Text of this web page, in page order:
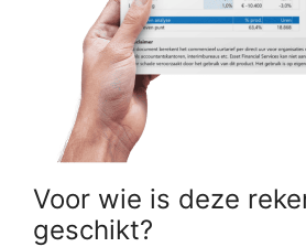
Voor wie is deze
geschikt?